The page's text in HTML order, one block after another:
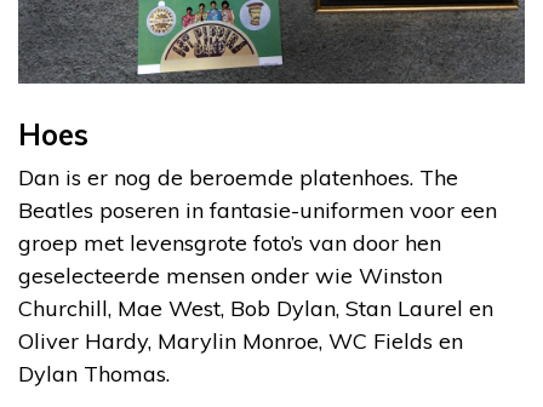
Hoes
Dan is er nog de beroemde platenhoes. The
Beatles poseren in fantasie-uniformen voor een
groep met levensgrote foto’s van door hen
geselecteerde mensen onder wie Winston
Churchill, Mae West, Bob Dylan, Stan Laurel en
Oliver Hardy, Marylin Monroe, WC Fields en
Dylan Thomas.